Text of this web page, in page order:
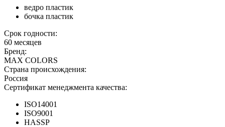
ведро пластик
бочка пластик
Срок годности:
60 месяцев
Бренд:
MAX COLORS
Страна происхождения:
Россия
Сертификат менеджмента качества:
ISO14001
ISO9001
HASSP